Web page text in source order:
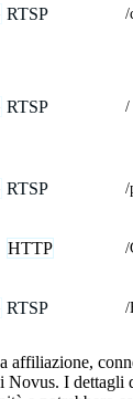
RTSP /
RTSP /
RTSP /
HTTP /
RTSP /
affiliazione,
Novus. I dettagli